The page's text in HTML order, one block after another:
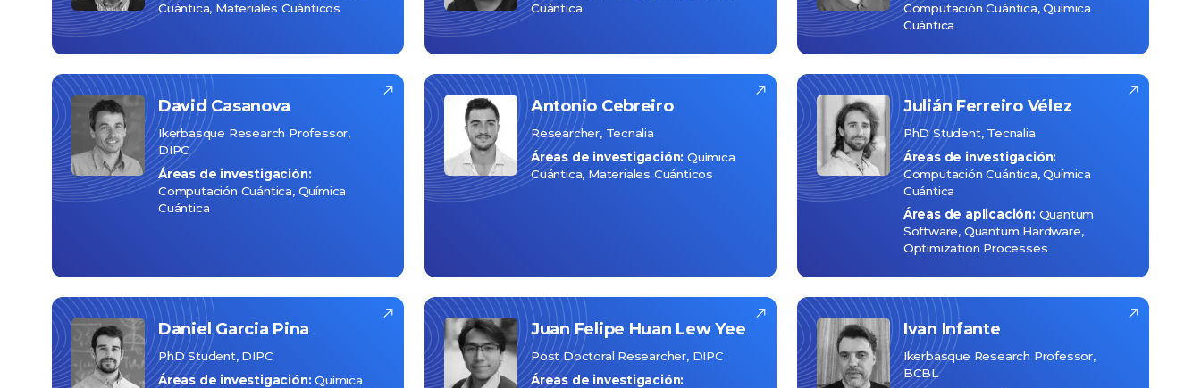
Cuántica Materiales Cuánticos
Cuántica
Computación Cuántica Química
Cuántica
David Casanova
Ikerbasque Research Professor,
DIPC
Áreas de investigación:
Computación Cuántica Química
Cuántica
Antonio Cebreiro
Researcher, Tecnalia
Áreas de investigación: Química
Cuántica Materiales Cuánticos
Julián Ferreiro Vélez
PhD Student, Tecnalia
Áreas de investigación:
Computación Cuántica Química
Cuántica
Áreas de aplicación: Quantum
Software, Quantum Hardware,
Optimization Processes
DanielGarcia Pina
PhD Student, DIPC
Áreas de investigación: Química
Juan Felipe Huan Lew Yee
Post Doctoral Researcher, DIPC
Áreas de investigación:
Ivan Infante
Ikerbasque Research Professor,
BCBL